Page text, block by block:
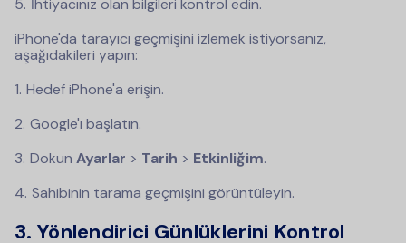
İhtiyacınız olan bilgileri kontrol edin.
iPhone'da tarayıcı geçmişini izlemek istiyorsanız,
aşağıdakileri yapın:
Hedef iPhone'a erişin.
Google'ı başlatın.
Dokun Ayarlar > Tarih > Etkinliğim.
Sahibinin tarama geçmişini görüntüleyin.
3. Yönlendirici Günlüklerini Kontrol